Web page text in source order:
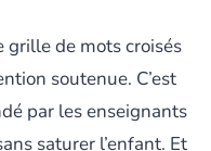
grille de mots croisés
soutenue. C’est
par les enseignants
saturer l’enfant. Et